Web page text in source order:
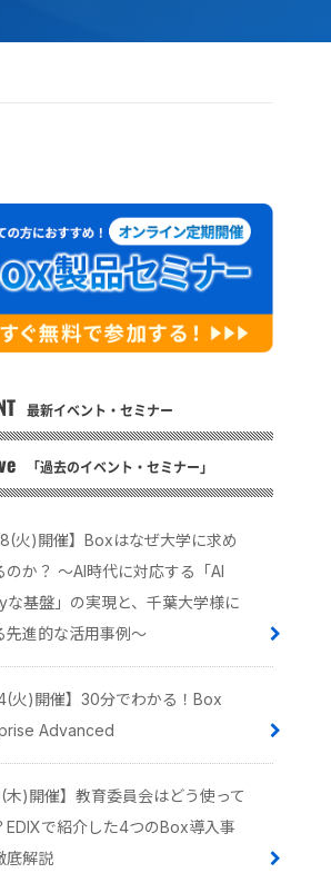
最新イベント・セミナー
「過去のイベント・セミナー」
火)開催】Boxはなぜ大学に求め
のか？ 〜AI時代に対応する「AI
な基盤」の実現と、千葉大学様に
先進的な活用事例〜
火)開催】30分でわかる！Box
Advanced
木)開催】教育委員会はどう使って
EDIXで紹介した4つのBox導入事
底解説